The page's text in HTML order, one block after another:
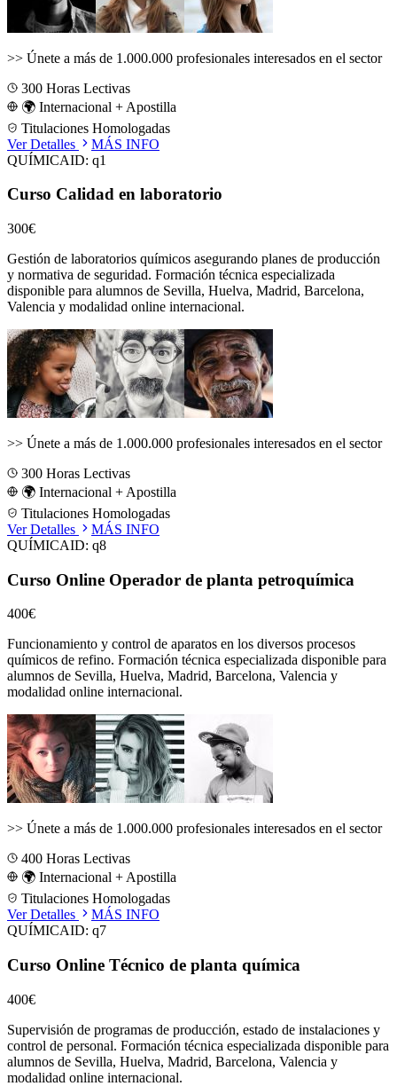
>> Únete a más de 1.000.000 profesionales interesados en el sector
300 Horas Lectivas
🌍 Internacional + Apostilla
Titulaciones Homologadas
Ver Detalles
MÁS INFO
QUÍMICAID: q1
Curso Calidad en laboratorio
300€
Gestión de laboratorios químicos asegurando planes de producción
y normativa de seguridad. Formación técnica especializada
disponible para alumnos de Sevilla, Huelva, Madrid, Barcelona,
Valencia y modalidad online internacional.
>> Únete a más de 1.000.000 profesionales interesados en el sector
300 Horas Lectivas
🌍 Internacional + Apostilla
Titulaciones Homologadas
Ver Detalles
MÁS INFO
QUÍMICAID: q8
Curso Online Operador de planta petroquímica
400€
Funcionamiento y control de aparatos en los diversos procesos
químicos de refino. Formación técnica especializada disponible para
alumnos de Sevilla, Huelva, Madrid, Barcelona, Valencia y
modalidad online internacional.
>> Únete a más de 1.000.000 profesionales interesados en el sector
400 Horas Lectivas
🌍 Internacional + Apostilla
Titulaciones Homologadas
Ver Detalles
MÁS INFO
QUÍMICAID: q7
Curso Online Técnico de planta química
400€
Supervisión de programas de producción, estado de instalaciones y
control de personal. Formación técnica especializada disponible para
alumnos de Sevilla, Huelva, Madrid, Barcelona, Valencia y
modalidad online internacional.